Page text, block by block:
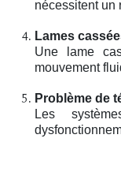
nécessitent un
Lames
Une lame
mouvement
Problème de
Les